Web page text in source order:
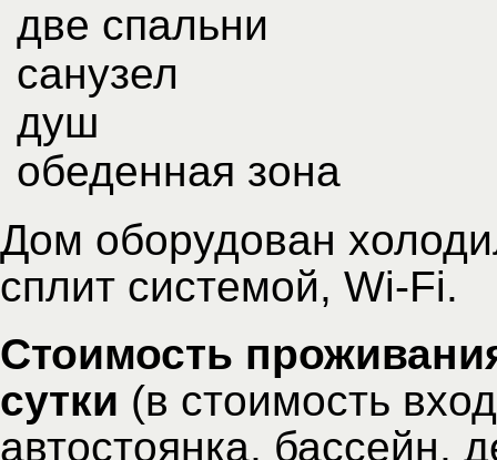
две спальни
санузел
душ
обеденная зона
Дом оборудован
сплит системой, Wi-Fi.
Стоимость
сутки (в стоимость
автостоянка, бассейн,